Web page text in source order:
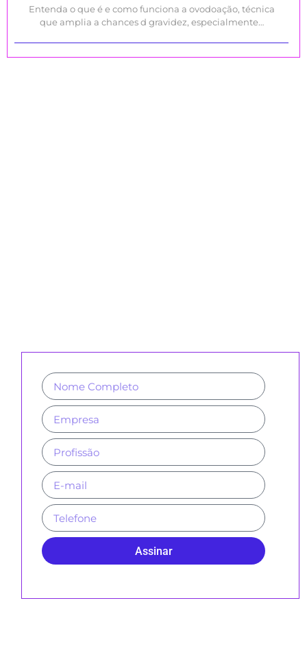
Entenda o que é e como funciona a ovodoação, técnica
que amplia a chances d gravidez, especialmente…
Assinar